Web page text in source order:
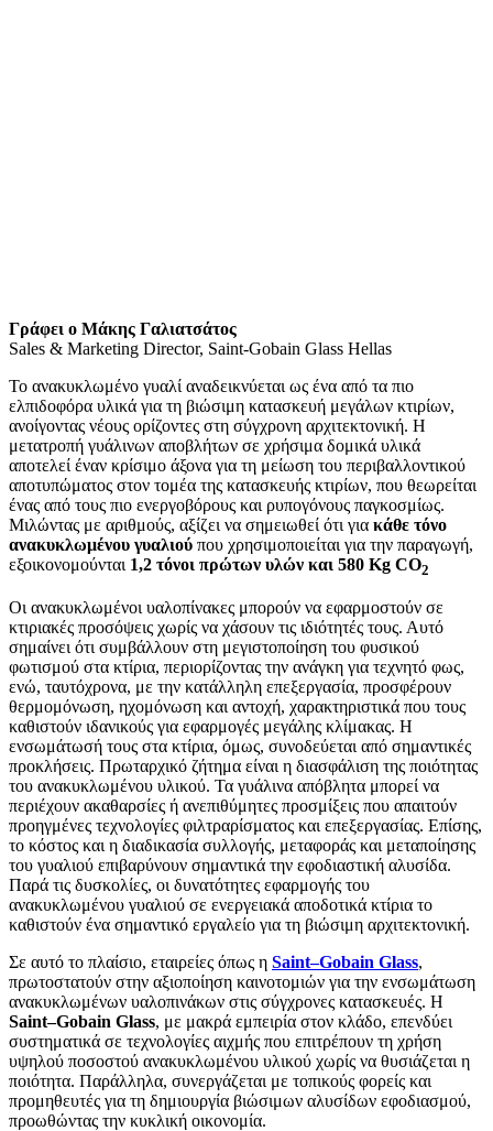
Γράφει ο Μάκης Γαλιατσάτος
Sales & Marketing Director, Saint-Gobain Glass Hellas
Το ανακυκλωμένο γυαλί αναδεικνύεται ως ένα από τα πιο
ελπιδοφόρα υλικά για τη βιώσιμη κατασκευή μεγάλων κτιρίων,
ανοίγοντας νέους ορίζοντες στη σύγχρονη αρχιτεκτονική. Η
μετατροπή γυάλινων αποβλήτων σε χρήσιμα δομικά υλικά
αποτελεί έναν κρίσιμο άξονα για τη μείωση του περιβαλλοντικού
αποτυπώματος στον τομέα της κατασκευής κτιρίων, που θεωρείται
ένας από τους πιο ενεργοβόρους και ρυπογόνους παγκοσμίως.
Μιλώντας με αριθμούς, αξίζει να σημειωθεί ότι για κάθε τόνο
ανακυκλωμένου γυαλιού που χρησιμοποιείται για την παραγωγή,
εξοικονομούνται 1,2 τόνοι πρώτων υλών και 580 Kg CO2
Οι ανακυκλωμένοι υαλοπίνακες μπορούν να εφαρμοστούν σε
κτιριακές προσόψεις χωρίς να χάσουν τις ιδιότητές τους. Αυτό
σημαίνει ότι συμβάλλουν στη μεγιστοποίηση του φυσικού
φωτισμού στα κτίρια, περιορίζοντας την ανάγκη για τεχνητό φως,
ενώ, ταυτόχρονα, με την κατάλληλη επεξεργασία, προσφέρουν
θερμομόνωση, ηχομόνωση και αντοχή, χαρακτηριστικά που τους
καθιστούν ιδανικούς για εφαρμογές μεγάλης κλίμακας. Η
ενσωμάτωσή τους στα κτίρια, όμως, συνοδεύεται από σημαντικές
προκλήσεις. Πρωταρχικό ζήτημα είναι η διασφάλιση της ποιότητας
του ανακυκλωμένου υλικού. Τα γυάλινα απόβλητα μπορεί να
περιέχουν ακαθαρσίες ή ανεπιθύμητες προσμίξεις που απαιτούν
προηγμένες τεχνολογίες φιλτραρίσματος και επεξεργασίας. Επίσης,
το κόστος και η διαδικασία συλλογής, μεταφοράς και μεταποίησης
του γυαλιού επιβαρύνουν σημαντικά την εφοδιαστική αλυσίδα.
Παρά τις δυσκολίες, οι δυνατότητες εφαρμογής του
ανακυκλωμένου γυαλιού σε ενεργειακά αποδοτικά κτίρια το
καθιστούν ένα σημαντικό εργαλείο για τη βιώσιμη αρχιτεκτονική.
Σε αυτό το πλαίσιο, εταιρείες όπως η Saint–Gobain Glass,
πρωτοστατούν στην αξιοποίηση καινοτομιών για την ενσωμάτωση
ανακυκλωμένων υαλοπινάκων στις σύγχρονες κατασκευές. Η
Saint–Gobain Glass, με μακρά εμπειρία στον κλάδο, επενδύει
συστηματικά σε τεχνολογίες αιχμής που επιτρέπουν τη χρήση
υψηλού ποσοστού ανακυκλωμένου υλικού χωρίς να θυσιάζεται η
ποιότητα. Παράλληλα, συνεργάζεται με τοπικούς φορείς και
προμηθευτές για τη δημιουργία βιώσιμων αλυσίδων εφοδιασμού,
προωθώντας την κυκλική οικονομία.